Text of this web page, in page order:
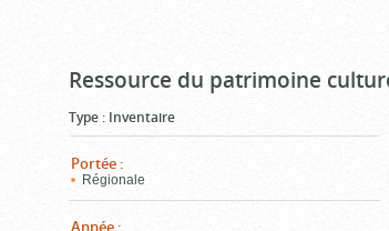
Ressource du patrimoine
Type : Inventaire
Portée :
Régionale